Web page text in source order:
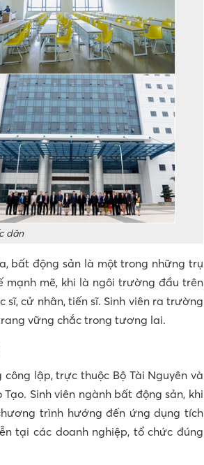
dân
bất động sản là một trong những trụ
mạnh mẽ, khi là ngôi trường đầu trên
cử nhân, tiến sĩ. Sinh viên ra trường
vững chắc trong tương lai.
lập, trực thuộc Bộ Tài Nguyên và
Sinh viên ngành bất động sản, khi
trình hướng đến ứng dụng tích
tại các doanh nghiệp, tổ chức đúng